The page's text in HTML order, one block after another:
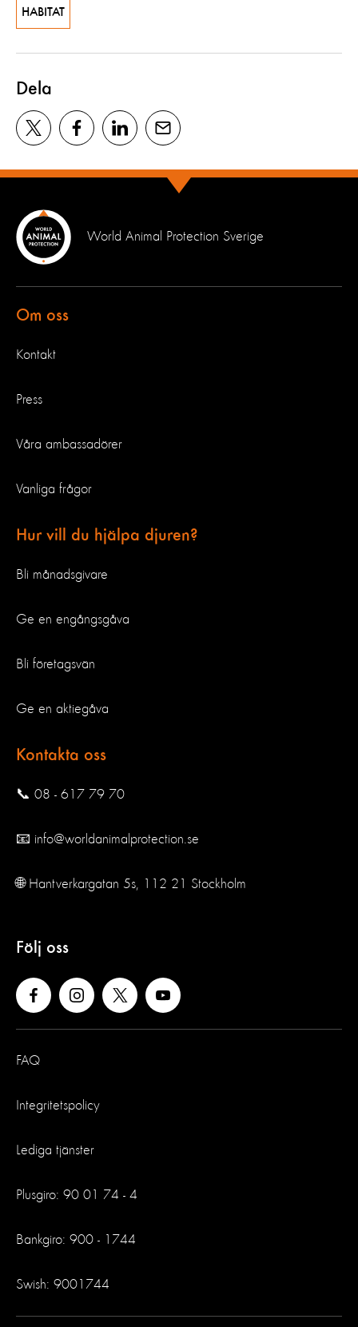
HABITAT
Dela
World Animal Protection Sverige
Om oss
Kontakt
Press
Våra ambassadörer
Vanliga frågor
Hur vill du hjälpa djuren?
Bli månadsgivare
Ge en engångsgåva
Bli företagsvän
Ge en aktiegåva
Kontakta oss
📞 08 - 617 79 70
📧 info@worldanimalprotection.se
🌐 Hantverkargatan 5s, 112 21 Stockholm
Följ oss
FAQ
Integritetspolicy
Lediga tjänster
Plusgiro: 90 01 74 - 4
Bankgiro: 900 - 1744
Swish: 9001744